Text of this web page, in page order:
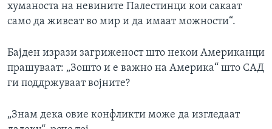
хуманоста на невините Палестинци кои сакаат
само да живеат во мир и да имаат можности“.
Бајден изрази загриженост што некои Американци
прашуваат: „Зошто и е важно на Америка“ што САД
ги поддржуваат војните?
„Знам дека овие конфликти може да изгледаат